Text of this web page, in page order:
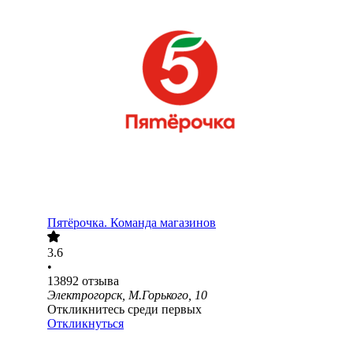
Пятёрочка. Команда магазинов
3.6
•
13892 отзыва
Электрогорск, М.Горького, 10
Откликнитесь среди первых
Откликнуться